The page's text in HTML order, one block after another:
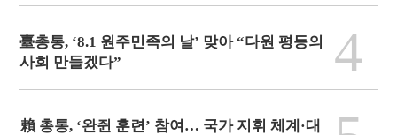
臺총통, ‘8.1 원주민족의 날’ 맞아 “다원 평등의
사회 만들겠다”
4
賴 총통, ‘완쥔 훈련’ 참여… 국가 지휘 체계·대